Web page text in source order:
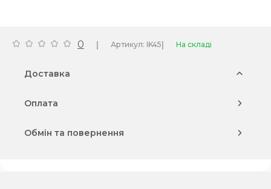
0 | Артикул: IK45| На складі
Доставка
Оплата
Обмін та повернення